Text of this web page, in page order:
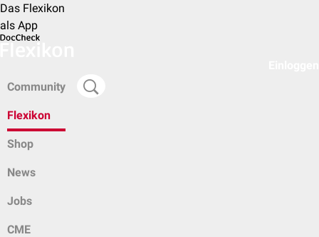
Das Flexikon
als App
Community
Flexikon
Shop
News
Jobs
CME